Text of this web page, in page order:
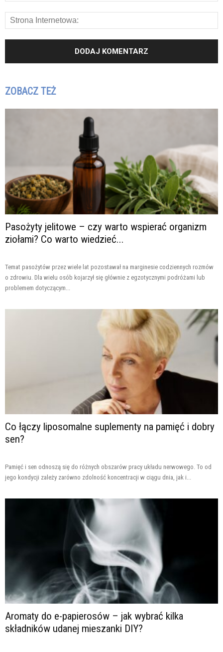
ZOBACZ TEŻ
Pasożyty jelitowe – czy warto wspierać organizm
ziołami? Co warto wiedzieć...
Temat pasożytów przez wiele lat pozostawał na marginesie codziennych rozmów
o zdrowiu. Dla wielu osób kojarzył się głównie z egzotycznymi podróżami lub
problemem dotyczącym...
Co łączy liposomalne suplementy na pamięć i dobry
sen?
Pamięć i sen odnoszą się do różnych obszarów pracy układu nerwowego. To od
jego kondycji zależy zarówno zdolność koncentracji w ciągu dnia, jak i...
Aromaty do e-papierosów – jak wybrać kilka
składników udanej mieszanki DIY?